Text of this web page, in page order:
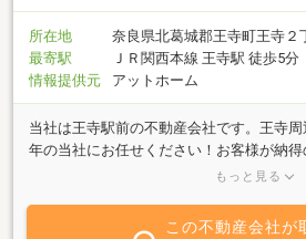
所在地
奈良県北葛城郡王寺町王寺２
最寄駅
ＪＲ関西本線 王寺駅 徒歩5分
情報提供元
アットホーム
当社は王寺駅前の不動産会社です。王寺
年の当社にお任せください！お客様が納
サポート致します。まずは、お客様のご
リー21アサヒホームがご紹介致します！
もっと見る
この不動産会社が